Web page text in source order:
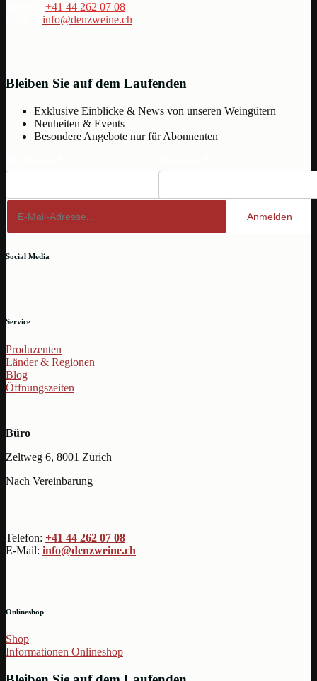
+41 44 262 07 08
info@denzweine.ch
Bleiben Sie auf dem Laufenden
Exklusive Einblicke & News von unseren Weingütern
Neuheiten & Events
Besondere Angebote nur für Abonnenten
Anmelden
Social Media
Service
Produzenten
Länder & Regionen
Blog
Öffnungszeiten
Büro
Zeltweg 6, 8001 Zürich
Nach Vereinbarung
Telefon: +41 44 262 07 08
E-Mail: info@denzweine.ch
Onlineshop
Shop
Informationen Onlineshop